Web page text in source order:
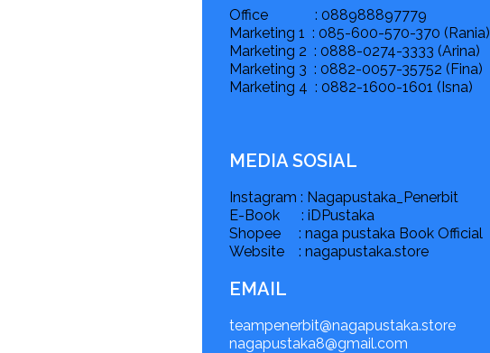
Office : 088988897779
Marketing 1 : 085-600-570-370 (Rania)
Marketing 2 : 0888-0274-3333 (Arina)
Marketing 3 : 0882-0057-35752 (Fina)
Marketing 4 : 0882-1600-1601 (Isna)
MEDIA SOSIAL
Instagram : Nagapustaka_Penerbit
E-Book : iDPustaka
Shopee : naga pustaka Book Official
Website : nagapustaka.store
EMAIL
teampenerbit@nagapustaka.store
nagapustaka8@gmail.com